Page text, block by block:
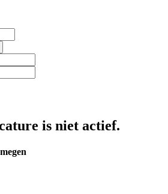
is niet actief.